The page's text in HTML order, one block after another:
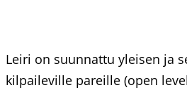
Leiri on suunnattu yleisen ja
kilpaileville pareille (open